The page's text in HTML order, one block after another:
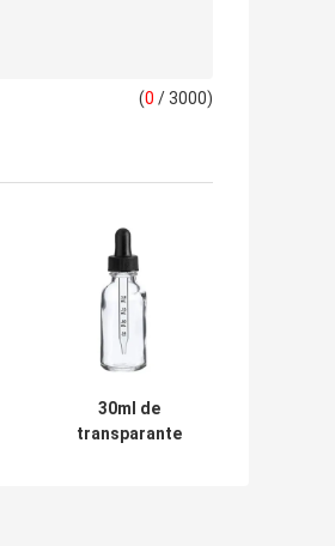
(0 / 3000)
30ml de
transparante